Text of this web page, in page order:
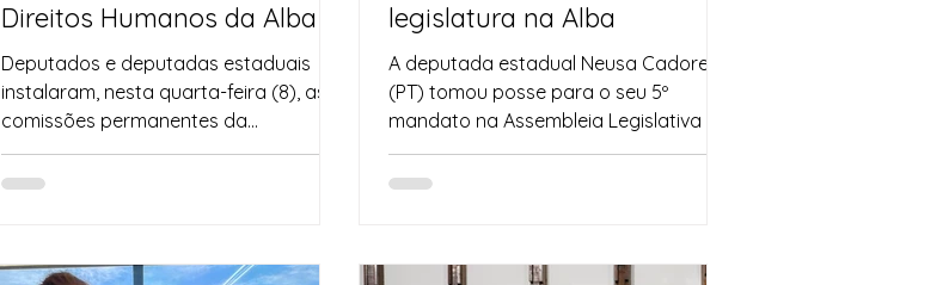
Direitos Humanos da Alba
Deputados e deputadas estaduais
instalaram, nesta quarta-feira (8), as
comissões permanentes da
Assembleia Legislativa da Bahia (Alba).
A...
legislatura na Alba
A deputada estadual Neusa Cadore
(PT) tomou posse para o seu 5º
mandato na Assembleia Legislativa da
Bahia. Uma reeleição celebrada por...